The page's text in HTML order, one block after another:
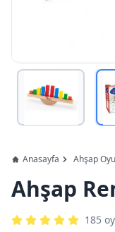
Anasayfa Ahşap
Ahşap
185 oy